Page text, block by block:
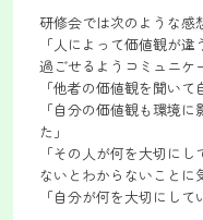
研修会では次のような感
「人によって価値観が
過ごせるようコミュニケ
「他者の価値観を聞い
「自分の価値観も環境
た」
「その人が何を大切に
ないとわからないことに
「自分が何を大切にし